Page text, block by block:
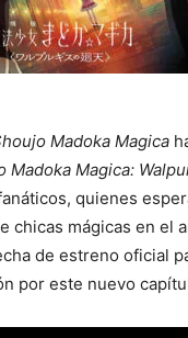
Madoka Magica
Madoka Magica:
quienes
mágicas en el
de estreno oficial
por este nuevo